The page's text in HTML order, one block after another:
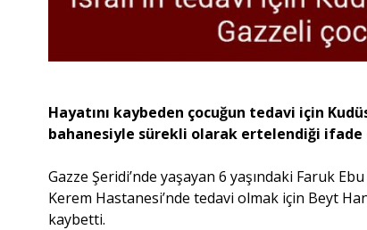
​​​​​​​Hayatını kaybeden çocuğun tedavi için
bahanesiyle sürekli olarak ertelendiği ifade
Gazze Şeridi’nde yaşayan 6 yaşındaki Faruk
Kerem Hastanesi’nde tedavi olmak için Beyt
kaybetti.